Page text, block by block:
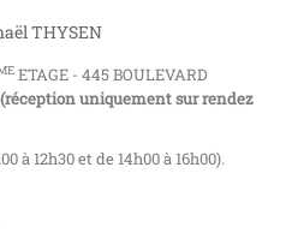
THYSEN
ETAGE - 445 BOULEVARD
(réception uniquement sur rendez
à 12h30 et de 14h00 à 16h00).